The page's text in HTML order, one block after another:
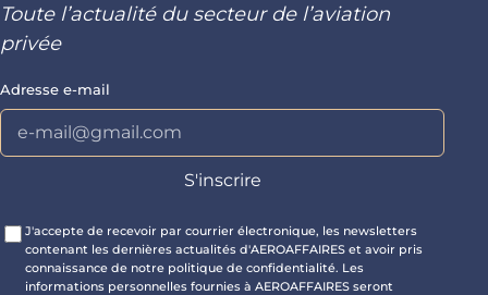
Toute l’actualité du secteur de l’aviation
privée
Adresse e-mail
J'accepte de recevoir par courrier électronique, les newsletters
contenant les dernières actualités d'AEROAFFAIRES et avoir pris
connaissance de notre politique de confidentialité. Les
informations personnelles fournies à AEROAFFAIRES seront